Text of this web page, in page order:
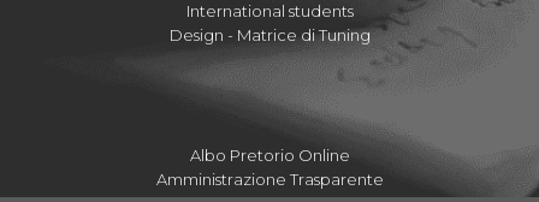
International students
Design - Matrice di Tuning
Albo Pretorio Online
Amministrazione Trasparente